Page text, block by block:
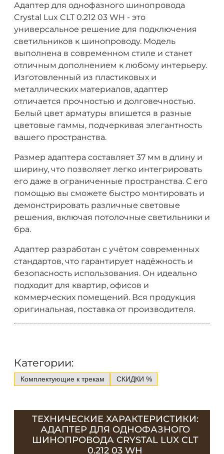
Адаптер для однофазного шинопровода
Crystal Lux CLT 0.212 03 WH - это
универсальное решение для подключения
светильников к шинопроводу. Модель
выполнена в современном стиле и станет
отличным дополнением к любому интерьеру.
Изготовленный из пластиковых и
металлических материалов, адаптер
отличается прочностью и долговечностью.
Белый цвет арматуры впишется в разные
цветовые гаммы, подчеркивая элегантность
вашего пространства.
Размер адаптера составляет 37 мм в длину и
ширину, что позволяет легко интегрировать
его даже в ограниченные пространства. С его
помощью вы сможете быстро монтировать и
демонстрировать различные световые
решения, включая потолочные светильники и
бра.
Адаптер разработан с учётом современных
стандартов, что гарантирует надёжность и
безопасность использования. Он идеально
подходит для квартир, офисов и
коммерческих помещений. Вся продукция
оригинальная, поставка от производителя.
Категории:
Комплектующие к трекам СКИДКИ %
ТЕХНИЧЕСКИЕ ХАРАКТЕРИСТИКИ:
АДАПТЕР ДЛЯ ОДНОФАЗНОГО
ШИНОПРОВОДА CRYSTAL LUX CLT
0.212 03 WH